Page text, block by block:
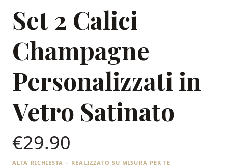
Set 2 Calici
Champagne
Personalizzati in
Vetro Satinato
€29.90
ALTA RICHIESTA – REALIZZATO SU MISURA PER TE